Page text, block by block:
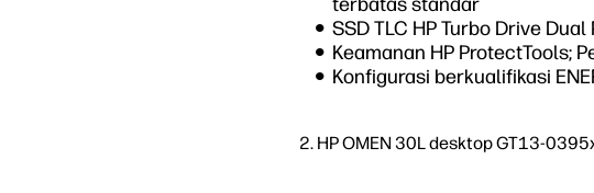
SSD TLC HP Turbo Drive
Keamanan HP ProtectTools;
Konfigurasi berkualifikasi
2. HP OMEN 30L desktop GT13-